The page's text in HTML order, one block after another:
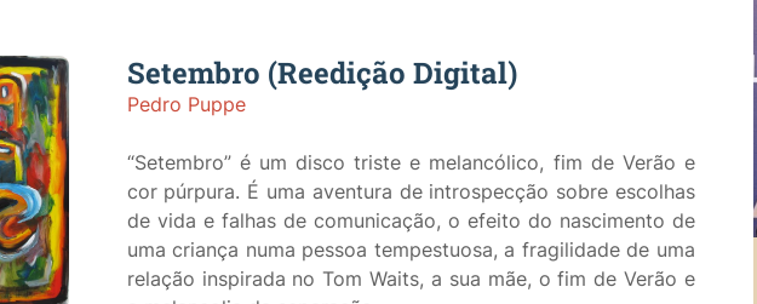
Setembro (Reedição Digital)
Pedro Puppe
“Setembro” é um disco triste e melancólico, fim de Verão e
cor púrpura. É uma aventura de introspecção sobre escolhas
de vida e falhas de comunicação, o efeito do nascimento de
uma criança numa pessoa tempestuosa, a fragilidade de uma
relação inspirada no Tom Waits, a sua mãe, o fim de Verão e